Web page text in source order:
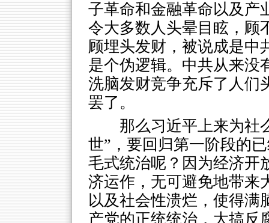
子革命和金融革命以及产
令大多数人头晕目眩，顾
顾埋头发财，被说成是中
是个伪逻辑。中共从来没
洗脑发财竞争充斥了人们
罢了。
那么习近平上来为社
世”，要回归第一阶段的
毛式统治呢？因为经济开
济运作，无可避免地带来
以及社会性溃烂，使得满
产党的正统统治，大搞反